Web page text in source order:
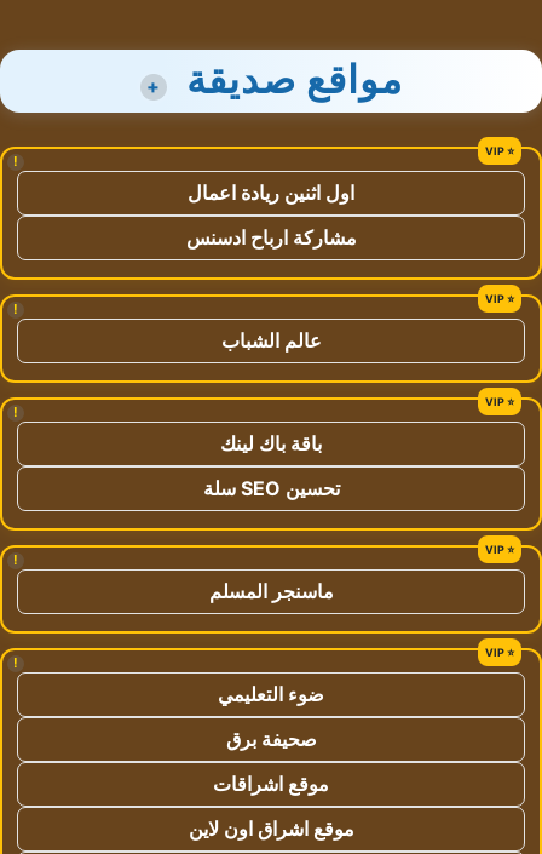
مواقع صديقة +
!
اول اثنين ريادة اعمال
مشاركة ارباح ادسنس
!
عالم الشباب
!
باقة باك لينك
تحسين SEO سلة
!
ماسنجر المسلم
!
ضوء التعليمي
صحيفة برق
موقع اشراقات
موقع اشراق اون لاين